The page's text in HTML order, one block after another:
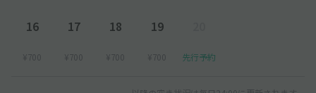
16
¥700
17
¥700
18
¥700
19
¥700 先行予約